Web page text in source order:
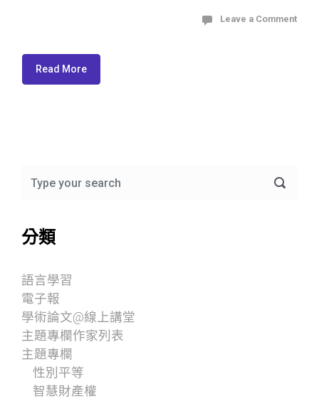
Leave a Comment
Read More
分類
語言學習
電子報
學術論文@線上講堂
主題專欄作家列表
主題專欄
性別平等
智慧財產權